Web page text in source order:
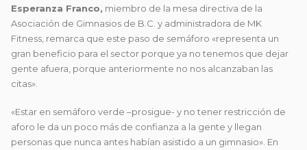
Esperanza Franco, miembro de la mesa directiva de la
Asociación de Gimnasios de B.C. y administradora de MK
Fitness, remarca que este paso de semáforo «representa un
gran beneficio para el sector porque ya no tenemos que dejar
gente afuera, porque anteriormente no nos alcanzaban las
citas».
«Estar en semáforo verde –prosigue- y no tener restricción de
aforo le da un poco más de confianza a la gente y llegan
personas que nunca antes habían asistido a un gimnasio». En